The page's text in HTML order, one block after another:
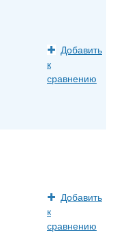
Добавить
к
сравнению
Добавить
к
сравнению